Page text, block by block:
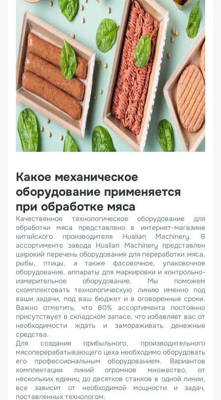
Какое механическое
оборудование применяется
при обработке мяса
Качественное технологическое оборудование для
обработки мяса представлено в интернет-магазине
китайского производителя Hualian Machinery. В
ассортименте завода Hualian Machinery представлен
широкий перечень оборудования для переработки мяса,
рыбы, птицы, а также фасовочное, упаковочное
оборудование, аппараты для маркировки и контрольно-
измерительное оборудование. Мы поможем
скомплектовать технологическую линию именно под
ваши задачи, под ваш бюджет и в оговоренные сроки.
Важно отметить, что 80% ассортимента постоянно
присутствует в складском запасе, что избавляет вас от
необходимости ждать и замораживать денежные
средства.
Для создания прибыльного, производительного
мясоперерабатывающего цеха необходимо оборудовать
его профессиональным оборудованием. Вариантов
комплектации линий огромное множество, от
нескольких единиц до десятков станков в одной линии,
все зависит от необходимой мощности и задач,
поставленных технологом.